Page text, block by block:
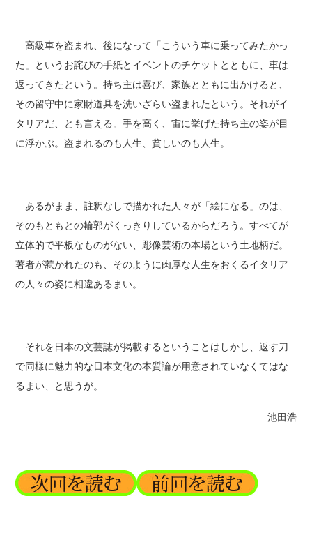
高級車を盗まれ、後になって「こういう車に乗ってみたかっ
た」というお詫びの手紙とイベントのチケットとともに、車は
返ってきたという。持ち主は喜び、家族とともに出かけると、
その留守中に家財道具を洗いざらい盗まれたという。それがイ
タリアだ、とも言える。手を高く、宙に挙げた持ち主の姿が目
に浮かぶ。盗まれるのも人生、貧しいのも人生。
あるがまま、註釈なしで描かれた人々が「絵になる」のは、
そのもともとの輪郭がくっきりしているからだろう。すべてが
立体的で平板なものがない、彫像芸術の本場という土地柄だ。
著者が惹かれたのも、そのように肉厚な人生をおくるイタリア
の人々の姿に相違あるまい。
それを日本の文芸誌が掲載するということはしかし、返す刀
で同様に魅力的な日本文化の本質論が用意されていなくてはな
るまい、と思うが。
池田浩